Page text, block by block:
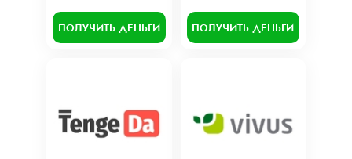
ПОЛУЧИТЬ ДЕНЬГИ ПОЛУЧИТЬ ДЕНЬГИ